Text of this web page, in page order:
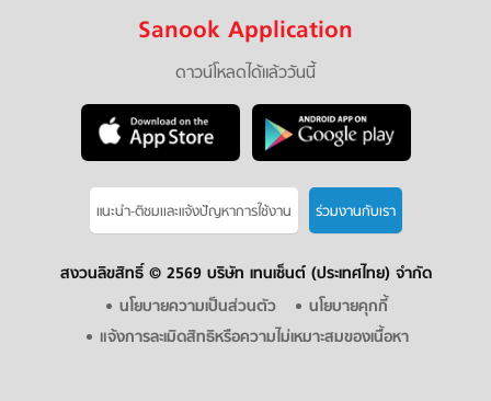
Sanook Application
ดาวน์โหลดได้แล้ววันนี้
แนะนำ-ติชมเเละแจ้งปัญหาการใช้งาน ร่วมงานกับเรา
สงวนลิขสิทธิ์ © 2569 บริษัท เทนเซ็นต์ (ประเทศไทย) จำกัด
นโยบายความเป็นส่วนตัว
นโยบายคุกกี้
แจ้งการละเมิดสิทธิหรือความไม่เหมาะสมของเนื้อหา